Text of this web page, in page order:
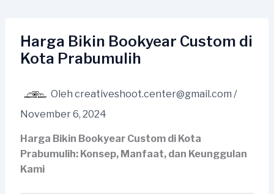
kontenHarga Bikin Bookyear Custom di
Kota Prabumulih
Oleh creativeshoot.center@gmail.com /
November 6, 2024
Harga Bikin Bookyear Custom di Kota
Prabumulih: Konsep, Manfaat, dan Keunggulan
Kami